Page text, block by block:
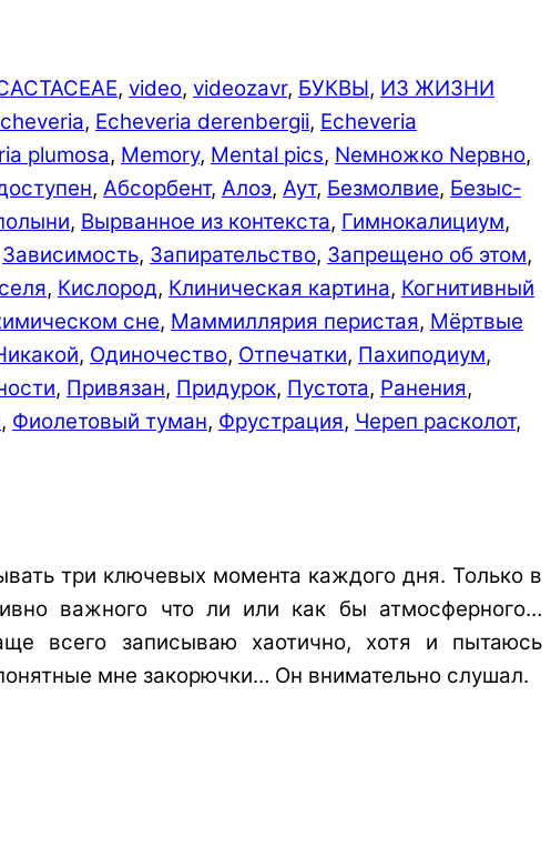
, video, videozavr, БУКВЫ, ИЗ ЖИЗНИ
, Echeveria derenbergii, Echeveria
plumosa, Memory, Mental pics, Nемножко Nервно,
, Абсорбент, Алоэ, Аут, Безмолвие, Безыс­
, Вырванное из контекста, Гимнокалициум,
Зависимость, Запирательство, Запрещено об этом,
, Кислород, Клиническая картина, Когнитивный
сне, Маммиллярия перистая, Мёртвые
, Одиночество, Отпечатки, Пахиподиум,
, Привязан, Придурок, Пустота, Ранения,
, Фиолетовый туман, Фрустрация, Череп расколот,
три ключевых момента каждого дня. Только в
важного что ли или как бы атмосферного…
всего записываю хаотично, хотя и пытаюсь
мне закорючки… Он внимательно слушал.